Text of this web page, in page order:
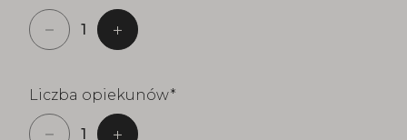
Liczba opiekunów